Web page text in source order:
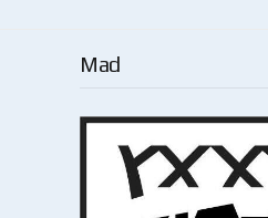
Mad